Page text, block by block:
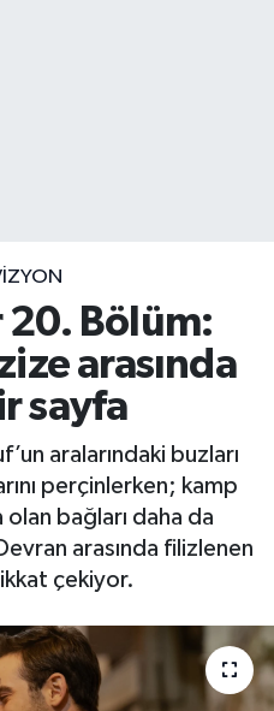
20. Bölüm:
arasında
sayfa
aralarındaki buzları
perçinlerken; kamp
bağları daha da
arasında filizlenen
çekiyor.